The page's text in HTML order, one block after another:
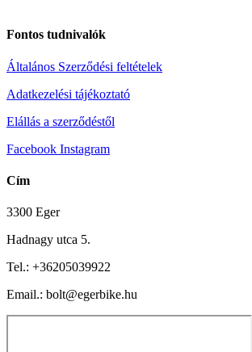
Fontos tudnivalók
Általános Szerződési feltételek
Adatkezelési tájékoztató
Elállás a szerződéstől
Facebook Instagram
Cím
3300 Eger
Hadnagy utca 5.
Tel.: +36205039922
Email.: bolt@egerbike.hu